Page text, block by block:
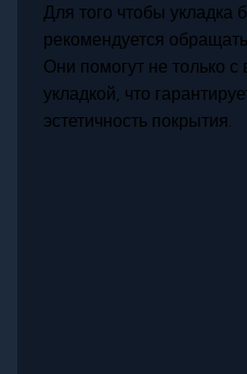
Для того чтобы укладка
рекомендуется
Они помогут не только
укладкой, что
эстетичность покрытия.